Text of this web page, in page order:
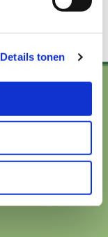
Details tonen